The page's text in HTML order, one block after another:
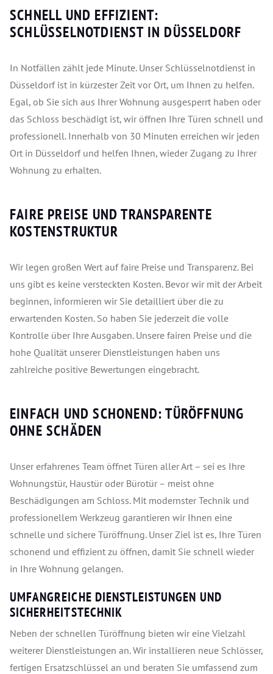
SCHNELL UND EFFIZIENT:
SCHLÜSSELNOTDIENST IN DÜSSELDORF
In Notfällen zählt jede Minute. Unser Schlüsselnotdienst in
Düsseldorf ist in kürzester Zeit vor Ort, um Ihnen zu helfen.
Egal, ob Sie sich aus Ihrer Wohnung ausgesperrt haben oder
das Schloss beschädigt ist, wir öffnen Ihre Türen schnell und
professionell. Innerhalb von 30 Minuten erreichen wir jeden
Ort in Düsseldorf und helfen Ihnen, wieder Zugang zu Ihrer
Wohnung zu erhalten.
FAIRE PREISE UND TRANSPARENTE
KOSTENSTRUKTUR
Wir legen großen Wert auf faire Preise und Transparenz. Bei
uns gibt es keine versteckten Kosten. Bevor wir mit der Arbeit
beginnen, informieren wir Sie detailliert über die zu
erwartenden Kosten. So haben Sie jederzeit die volle
Kontrolle über Ihre Ausgaben. Unsere fairen Preise und die
hohe Qualität unserer Dienstleistungen haben uns
zahlreiche positive Bewertungen eingebracht.
EINFACH UND SCHONEND: TÜRÖFFNUNG
OHNE SCHÄDEN
Unser erfahrenes Team öffnet Türen aller Art – sei es Ihre
Wohnungstür, Haustür oder Bürotür – meist ohne
Beschädigungen am Schloss. Mit modernster Technik und
professionellem Werkzeug garantieren wir Ihnen eine
schnelle und sichere Türöffnung. Unser Ziel ist es, Ihre Türen
schonend und effizient zu öffnen, damit Sie schnell wieder
in Ihre Wohnung gelangen.
UMFANGREICHE DIENSTLEISTUNGEN UND
SICHERHEITSTECHNIK
Neben der schnellen Türöffnung bieten wir eine Vielzahl
weiterer Dienstleistungen an. Wir installieren neue Schlösser,
fertigen Ersatzschlüssel an und beraten Sie umfassend zum